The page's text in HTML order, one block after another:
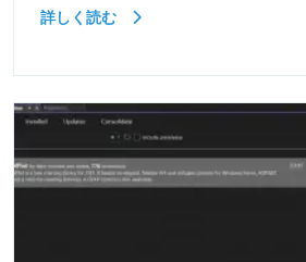
詳しく読む